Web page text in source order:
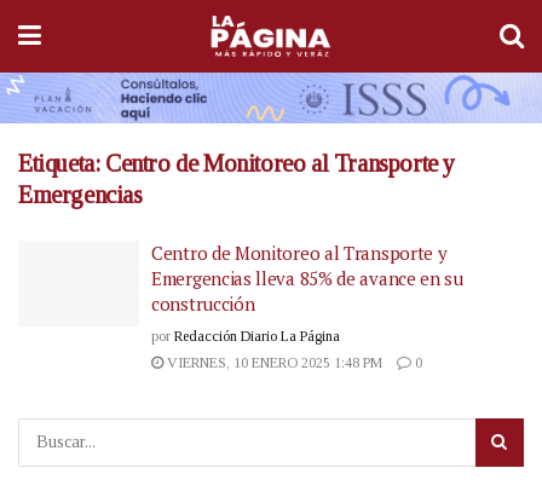
Etiqueta: Centro de Monitoreo al Transporte y
Emergencias
Centro de Monitoreo al Transporte y
Emergencias lleva 85% de avance en su
construcción
por Redacción Diario La Página
VIERNES, 10 ENERO 2025 1:48 PM
0